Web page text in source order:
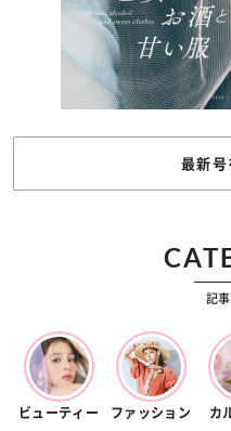
最新
記
ビューティー ファッション カ